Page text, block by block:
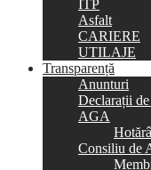
ITP
Asfalt
CARIERE
UTILAJE
Transparență
Anunturi
Declarații de
AGA
Consiliu de